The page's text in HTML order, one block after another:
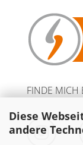
Diese
andere
FINDE MICH